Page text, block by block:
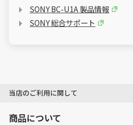
SONY BC-U1A 製品情報
SONY 総合サポート
当店のご利用に関して
商品について